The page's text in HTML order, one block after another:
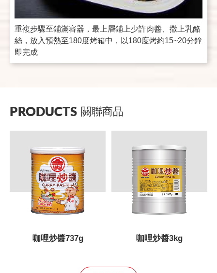
重複步驟至鋪滿容器，最上層鋪上少許肉醬、撒上乳酪
絲，放入預熱至180度烤箱中，以180度烤約15~20分鐘
即完成
PRODUCTS 關聯商品
咖哩炒醬737g 咖哩炒醬3kg